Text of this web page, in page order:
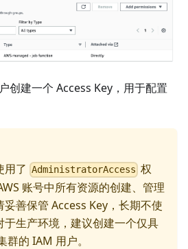
创建一个 Access Key，用于配置
用了 AdministratorAccess 权
账号中所有资源的创建、管理
善保管 Access Key，长期不使
于生产环境，建议创建一个仅具
群的 IAM 用户。